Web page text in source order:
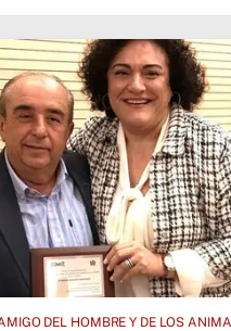
DEL HOMBRE Y DE LOS